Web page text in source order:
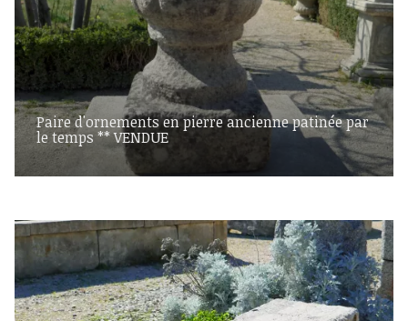
Paire d'ornements en pierre ancienne patinée par
le temps ** VENDUE